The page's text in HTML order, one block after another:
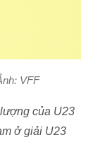
VFF
của U23
ở giải U23